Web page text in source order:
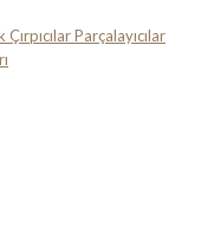
Parçalayıcılar